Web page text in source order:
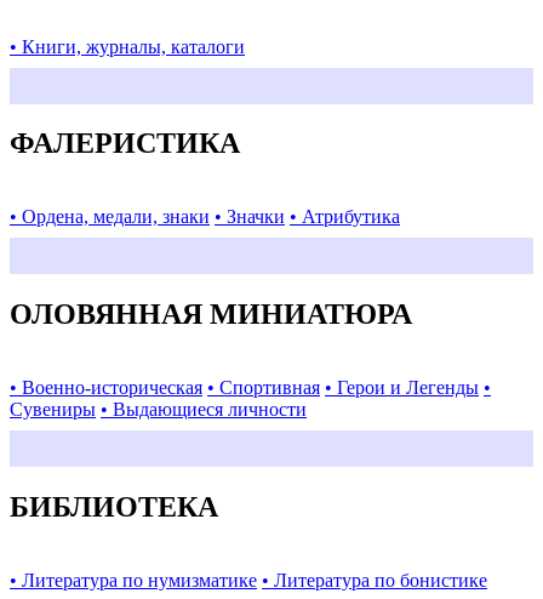
• Книги, журналы, каталоги
ФАЛЕРИСТИКА
• Ордена, медали, знаки • Значки • Атрибутика
ОЛОВЯННАЯ МИНИАТЮРА
• Военно-историческая • Спортивная • Герои и Легенды •
Сувениры • Выдающиеся личности
БИБЛИОТЕКА
• Литература по нумизматике • Литература по бонистике